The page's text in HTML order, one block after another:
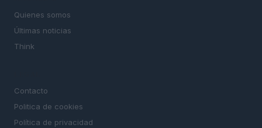
Quienes somos
Últimas noticias
Think
Contacto
Politica de cookies
Política de privacidad